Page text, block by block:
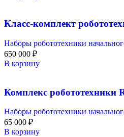
Класс-комплект
Наборы робототехники
650 000 ₽
В корзину
Комплекс робототехники
Наборы робототехники
65 000 ₽
В корзину